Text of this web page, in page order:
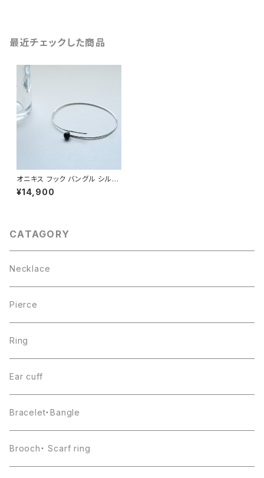
最近チェックした商品
オニキス フック バングル シルバ
ー925
¥14,900
CATAGORY
Necklace
Pierce
Ring
Ear cuff
Bracelet・Bangle
Brooch・ Scarf ring